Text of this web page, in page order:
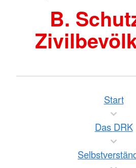
B.
Start
Das DRK